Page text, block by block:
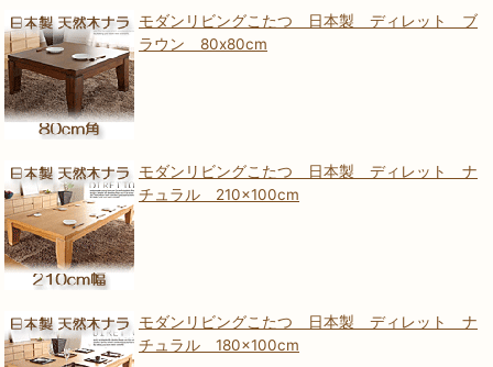
モダンリビングこたつ 日本製 ディレット ブ
ラウン 80x80cm
モダンリビングこたつ 日本製 ディレット ナ
チュラル 210×100cm
モダンリビングこたつ 日本製 ディレット ナ
チュラル 180×100cm